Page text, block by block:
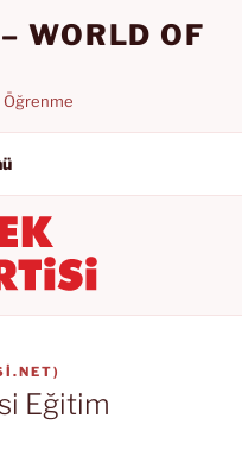
WORLD OF
Öğrenme
)
Eğitim